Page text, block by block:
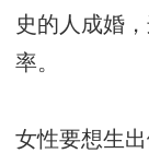
史的人成婚
率。
女性要想生